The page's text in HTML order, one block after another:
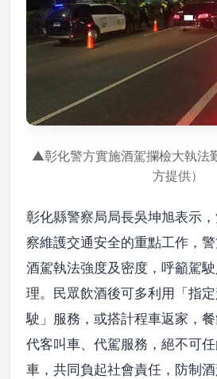
▲彰化警方實施酒駕攔檢大執法
方提供）
彰化縣警察局局長吳坤旭表示
察維護交通安全的重點工作，
酒駕執法強度及密度，呼籲駕
理。民眾飲酒後可多利用「指
駛」服務，或搭計程車返家，
代客叫車、代駕服務，絕不可
車，共同負起社會責任，防制酒